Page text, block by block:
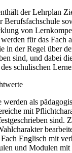
der Lehrplan
Berufsfachschule
von
für das Fach
in der Regel über
sind, und dabei
schulischen
als
mit
sind.
Englisch mit
und Modulen mit